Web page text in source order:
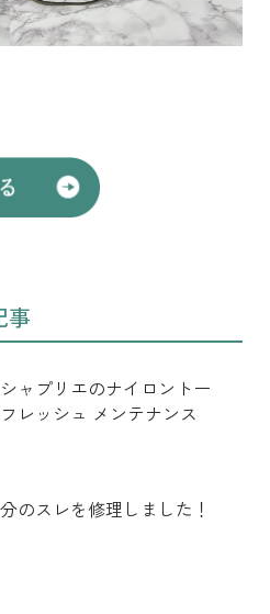
事
ャプリエのナイロントー
レッシュ メンテナンス
のスレを修理しました！